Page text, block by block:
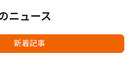
ニュース
新着記事